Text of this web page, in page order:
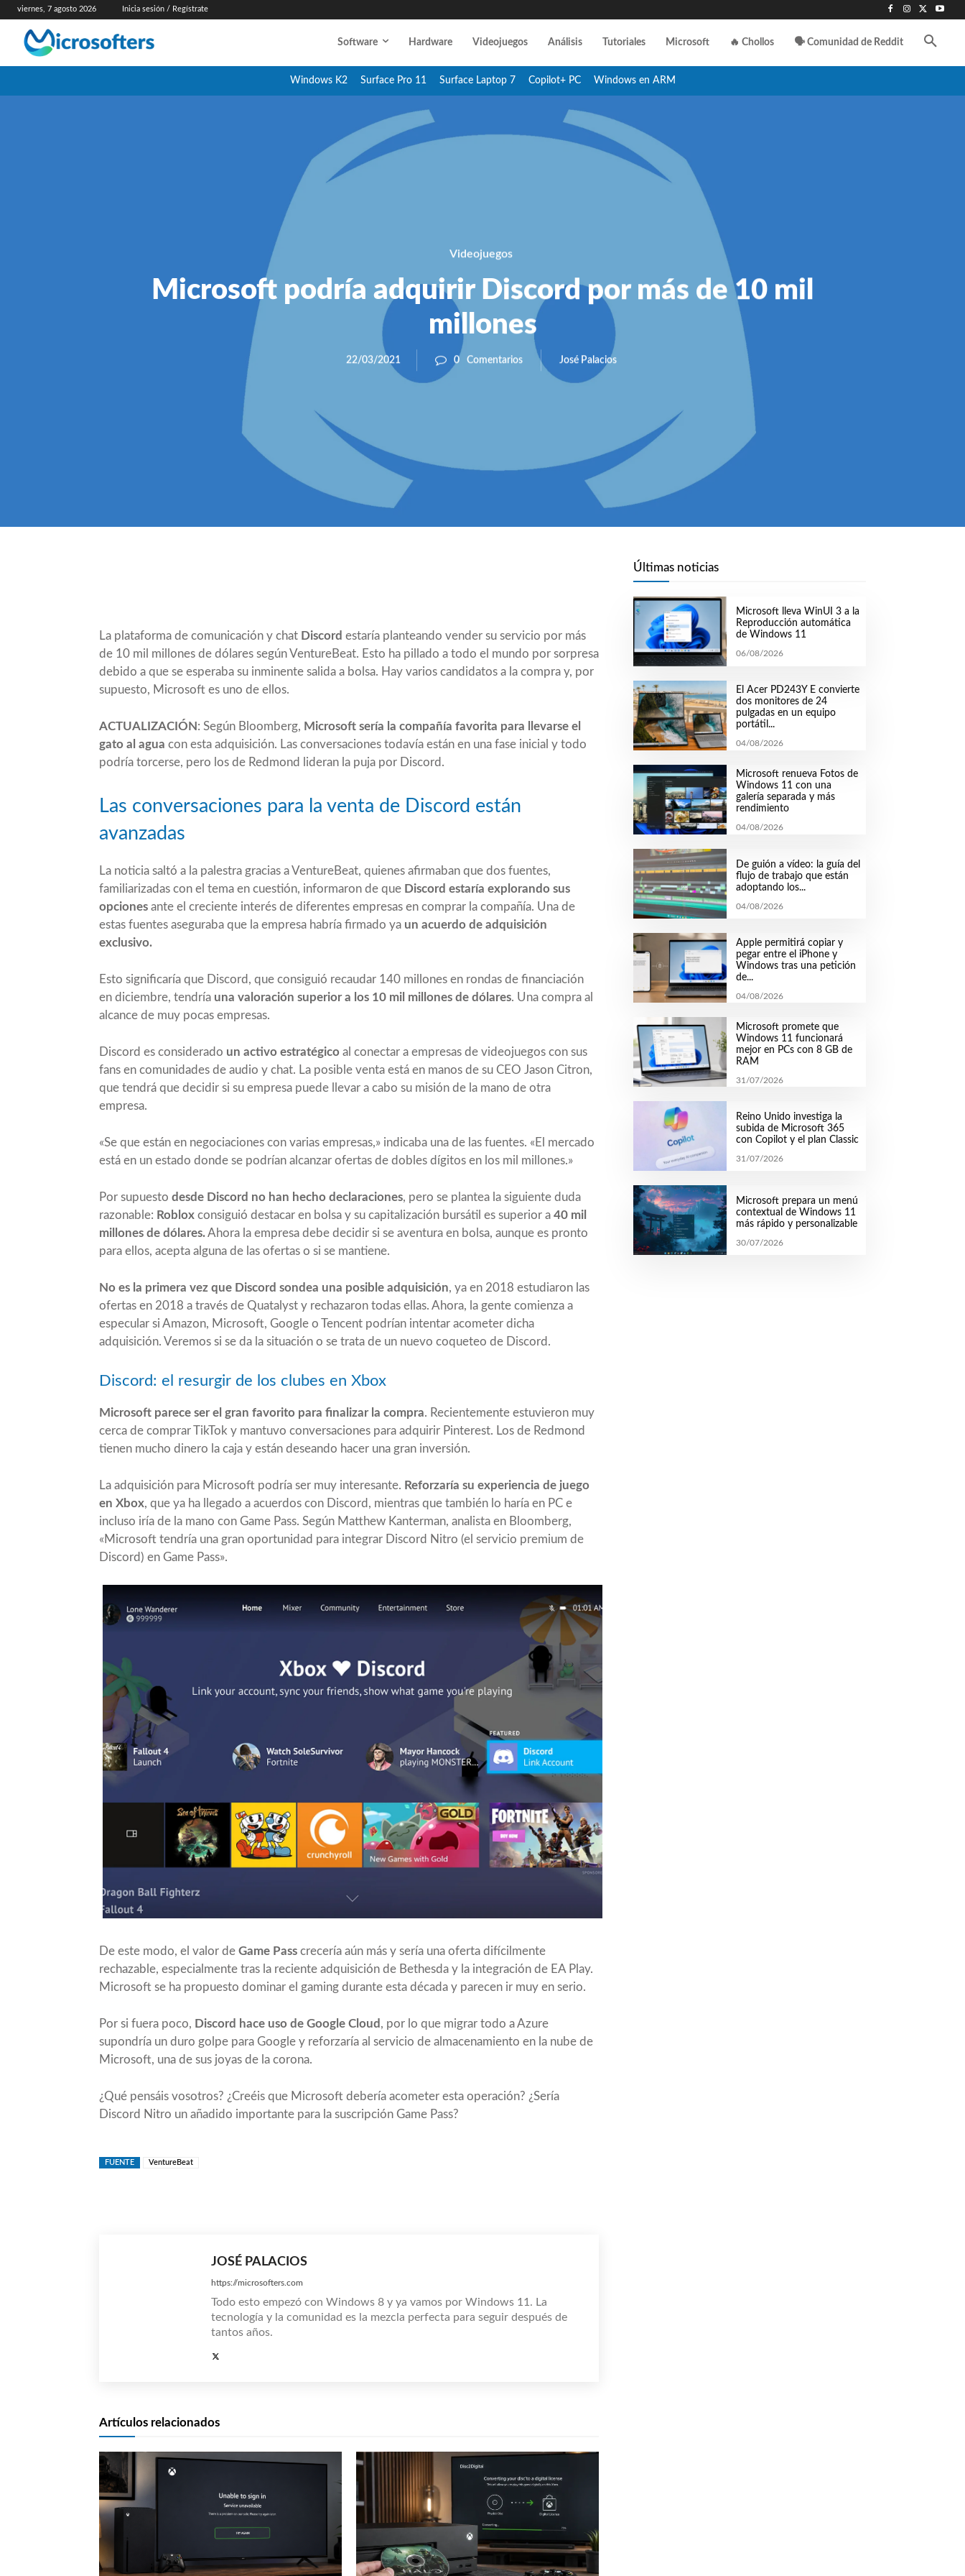
viernes, 7 agosto 2026 Inicia sesión / Regístrate
Software Hardware Videojuegos Análisis Tutoriales Microsoft 🔥 Chollos 🗣️ Comunidad de Reddit
Windows K2 Surface Pro 11 Surface Laptop 7 Copilot+ PC Windows en ARM
Videojuegos
Microsoft podría adquirir Discord por más de 10 mil
millones
22/03/2021 0 Comentarios José Palacios
La plataforma de comunicación y chat Discord estaría planteando vender su servicio por más
de 10 mil millones de dólares según VentureBeat. Esto ha pillado a todo el mundo por sorpresa
debido a que se esperaba su inminente salida a bolsa. Hay varios candidatos a la compra y, por
supuesto, Microsoft es uno de ellos.
ACTUALIZACIÓN : Según Bloomberg, Microsoft sería la compañía favorita para llevarse el
gato al agua con esta adquisición. Las conversaciones todavía están en una fase inicial y todo
podría torcerse, pero los de Redmond lideran la puja por Discord.
Las conversaciones para la venta de Discord están
avanzadas
La noticia saltó a la palestra gracias a VentureBeat, quienes afirmaban que dos fuentes,
familiarizadas con el tema en cuestión, informaron de que Discord estaría explorando sus
opciones ante el creciente interés de diferentes empresas en comprar la compañía. Una de
estas fuentes aseguraba que la empresa habría firmado ya un acuerdo de adquisición
exclusivo.
Esto significaría que Discord, que consiguió recaudar 140 millones en rondas de financiación
en diciembre, tendría una valoración superior a los 10 mil millones de dólares. Una compra al
alcance de muy pocas empresas.
Discord es considerado un activo estratégico al conectar a empresas de videojuegos con sus
fans en comunidades de audio y chat. La posible venta está en manos de su CEO Jason Citron,
que tendrá que decidir si su empresa puede llevar a cabo su misión de la mano de otra
empresa.
«Se que están en negociaciones con varias empresas,» indicaba una de las fuentes. «El mercado
está en un estado donde se podrían alcanzar ofertas de dobles dígitos en los mil millones.»
Por supuesto desde Discord no han hecho declaraciones, pero se plantea la siguiente duda
razonable: Roblox consiguió destacar en bolsa y su capitalización bursátil es superior a 40 mil
millones de dólares.Ahora la empresa debe decidir si se aventura en bolsa, aunque es pronto
para ellos, acepta alguna de las ofertas o si se mantiene.
No es la primera vez que Discord sondea una posible adquisición, ya en 2018 estudiaron las
ofertas en 2018 a través de Quatalyst y rechazaron todas ellas. Ahora, la gente comienza a
especular si Amazon, Microsoft, Google o Tencent podrían intentar acometer dicha
adquisición. Veremos si se da la situación o se trata de un nuevo coqueteo de Discord.
Discord: el resurgir de los clubes en Xbox
Microsoft parece ser el gran favorito para finalizar la compra. Recientemente estuvieron muy
cerca de comprar TikTok y mantuvo conversaciones para adquirir Pinterest. Los de Redmond
tienen mucho dinero la caja y están deseando hacer una gran inversión.
La adquisición para Microsoft podría ser muy interesante. Reforzaría su experiencia de juego
en Xbox, que ya ha llegado a acuerdos con Discord, mientras que también lo haría en PC e
incluso iría de la mano con Game Pass. Según Matthew Kanterman, analista en Bloomberg,
«Microsoft tendría una gran oportunidad para integrar Discord Nitro (el servicio premium de
Discord) en Game Pass».
De este modo, el valor de Game Pass crecería aún más y sería una oferta difícilmente
rechazable, especialmente tras la reciente adquisición de Bethesda y la integración de EA Play.
Microsoft se ha propuesto dominar el gaming durante esta década y parecen ir muy en serio.
Por si fuera poco, Discord hace uso de Google Cloud , por lo que migrar todo a Azure
supondría un duro golpe para Google y reforzaría al servicio de almacenamiento en la nube de
Microsoft, una de sus joyas de la corona.
¿Qué pensáis vosotros? ¿Creéis que Microsoft debería acometer esta operación? ¿Sería
Discord Nitro un añadido importante para la suscripción Game Pass?
FUENTE VentureBeat
JOSÉ PALACIOS
https://microsofters.com
Todo esto empezó con Windows 8 y ya vamos por Windows 11. La
tecnología y la comunidad es la mezcla perfecta para seguir después de
tantos años.
Artículos relacionados
Últimas noticias
Microsoft lleva WinUI 3 a la
Reproducción automática
de Windows 11
06/08/2026
El Acer PD243Y E convierte
dos monitores de 24
pulgadas en un equipo
portátil...
04/08/2026
Microsoft renueva Fotos de
Windows 11 con una
galería separada y más
rendimiento
04/08/2026
De guión a vídeo: la guía del
flujo de trabajo que están
adoptando los...
04/08/2026
Apple permitirá copiar y
pegar entre el iPhone y
Windows tras una petición
de...
04/08/2026
Microsoft promete que
Windows 11 funcionará
mejor en PCs con 8 GB de
RAM
31/07/2026
Reino Unido investiga la
subida de Microsoft 365
con Copilot y el plan Classic
31/07/2026
Microsoft prepara un menú
contextual de Windows 11
más rápido y personalizable
30/07/2026